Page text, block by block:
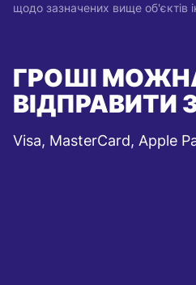
щодо зазначених вище об'єктів
ГРОШІ
ВІДПРАВИТИ
Visa, MasterCard, Apple